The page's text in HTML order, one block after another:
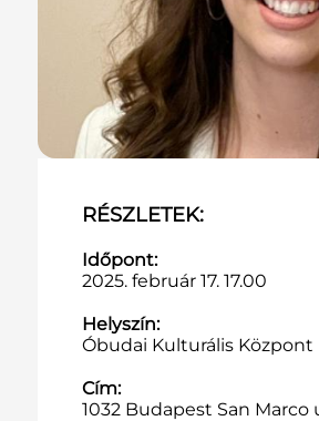
RÉSZLETEK:
Időpont:
2025. február 17. 17.00
Helyszín:
Óbudai Kulturális Központ
Cím:
1032 Budapest San Marco